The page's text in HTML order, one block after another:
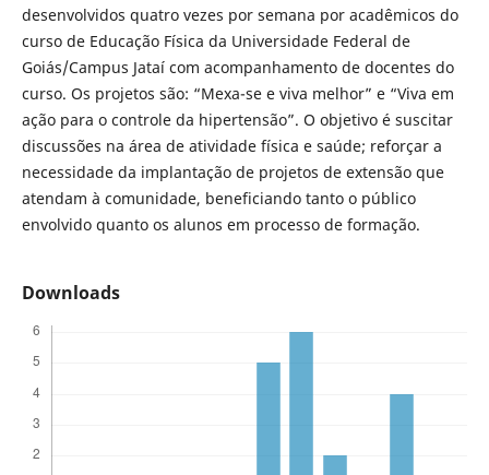
desenvolvidos quatro vezes por semana por acadêmicos do
curso de Educação Física da Universidade Federal de
Goiás/Campus Jataí com acompanhamento de docentes do
curso. Os projetos são: “Mexa-se e viva melhor” e “Viva em
ação para o controle da hipertensão”. O objetivo é suscitar
discussões na área de atividade física e saúde; reforçar a
necessidade da implantação de projetos de extensão que
atendam à comunidade, beneficiando tanto o público
envolvido quanto os alunos em processo de formação.
Downloads